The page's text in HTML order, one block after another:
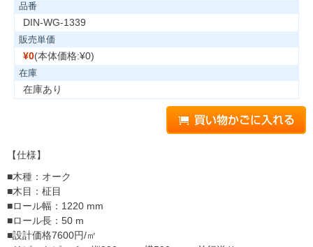
品番
DIN-WG-1339
販売単価
¥0(本体価格:¥0)
在庫
在庫あり
【仕様】
■木種：オーク
■木目：柾目
■ロール幅：1220 mm
■ロール長：50 m
■設計価格7600円/㎡